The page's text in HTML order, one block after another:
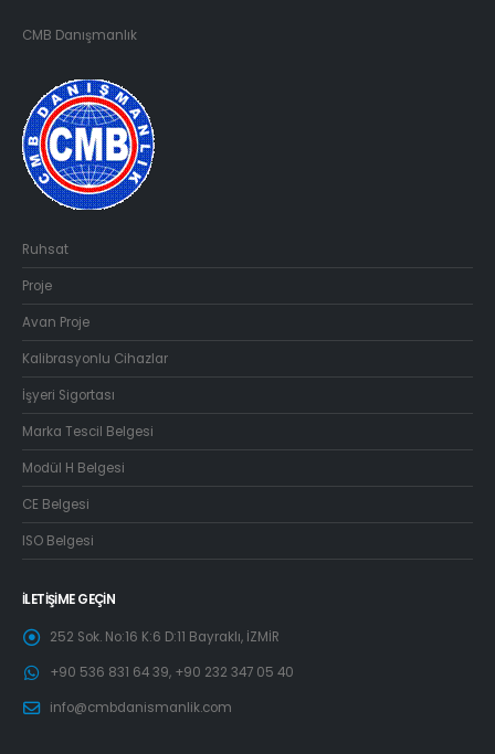
CMB Danışmanlık
Ruhsat
Proje
Avan Proje
Kalibrasyonlu Cihazlar
İşyeri Sigortası
Marka Tescil Belgesi
Modül H Belgesi
CE Belgesi
ISO Belgesi
İLETIŞIME GEÇIN
252 Sok. No:16 K:6 D:11 Bayraklı, İZMİR
+90 536 831 64 39, +90 232 347 05 40
info@cmbdanismanlik.com